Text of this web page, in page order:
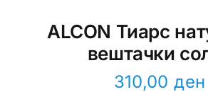
ALCON Тиарс
вештачки
310,00ден